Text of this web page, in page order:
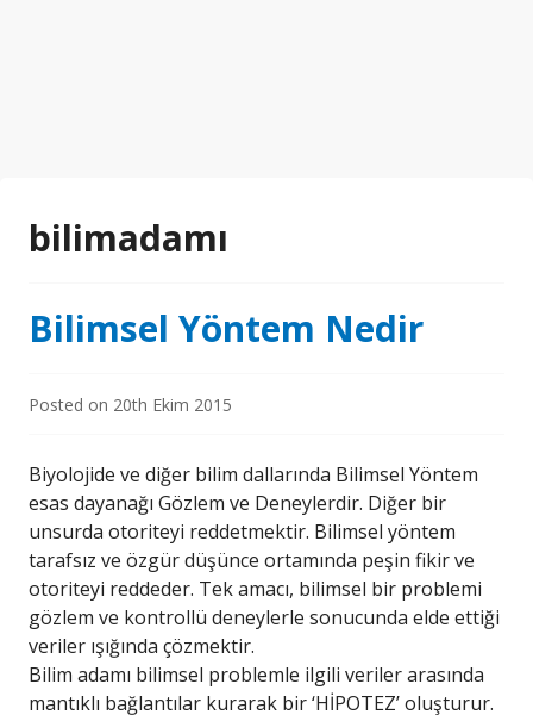
bilimadamı
Bilimsel Yöntem Nedir
Posted on 20th Ekim 2015
Biyolojide ve diğer bilim dallarında Bilimsel Yöntem
esas dayanağı Gözlem ve Deneylerdir. Diğer bir
unsurda otoriteyi reddetmektir. Bilimsel yöntem
tarafsız ve özgür düşünce ortamında peşin fikir ve
otoriteyi reddeder. Tek amacı, bilimsel bir problemi
gözlem ve kontrollü deneylerle sonucunda elde ettiği
veriler ışığında çözmektir.
Bilim adamı bilimsel problemle ilgili veriler arasında
mantıklı bağlantılar kurarak bir ‘HİPOTEZ’ oluşturur.